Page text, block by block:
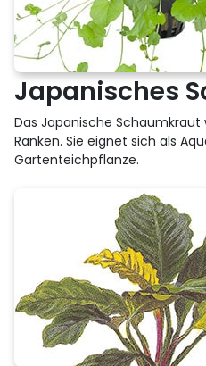
Japanisches
Das Japanische
Ranken. Sie eignet sich als
Gartenteichpflanze.